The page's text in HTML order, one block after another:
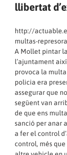
llibertat
http://
multas-
A Mollet pintar
l’ajuntament
provoca la multa
policia era
assegurar que
següent van
de que ens
sanció per anar
a fer el control
control, més